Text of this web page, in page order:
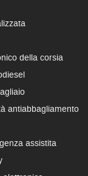
della corsia
antiabbagliamento
assistita